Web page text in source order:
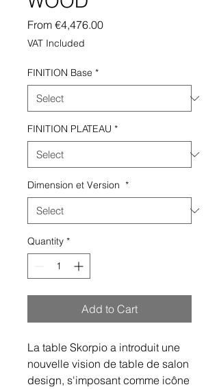
From €4,476.00Sale
VAT Included
FINITION Base *
FINITION PLATEAU *
Dimension et Version *
Quantity *
Add to Cart
La table Skorpio a introduit une
nouvelle vision de table de salon
design, s'imposant comme icône